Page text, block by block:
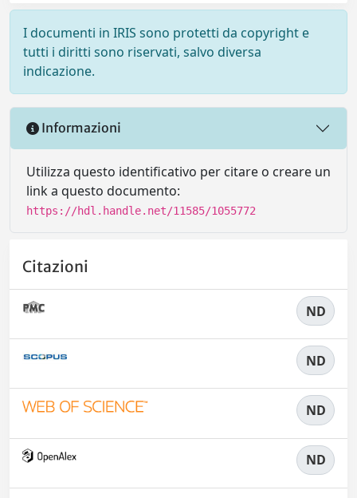
I documenti in IRIS sono protetti da copyright e
tutti i diritti sono riservati, salvo diversa
indicazione.
Informazioni
Utilizza questo identificativo per citare o creare un
link a questo documento:
https://hdl.handle.net/11585/1055772
Citazioni
ND
ND
ND
ND